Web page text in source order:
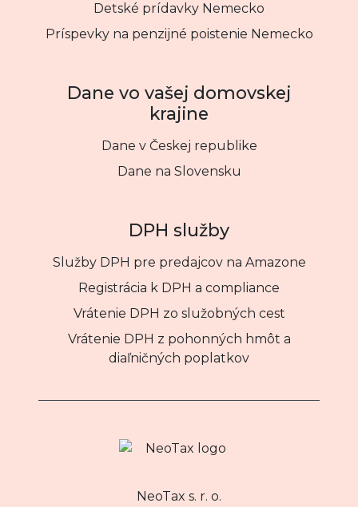
Detské prídavky Nemecko
Príspevky na penzijné poistenie Nemecko
Dane vo vašej domovskej
krajine
Dane v Českej republike
Dane na Slovensku
DPH služby
Služby DPH pre predajcov na Amazone
Registrácia k DPH a compliance
Vrátenie DPH zo služobných cest
Vrátenie DPH z pohonných hmôt a
diaľničných poplatkov
NeoTax s. r. o.